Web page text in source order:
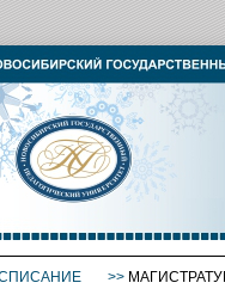
>>